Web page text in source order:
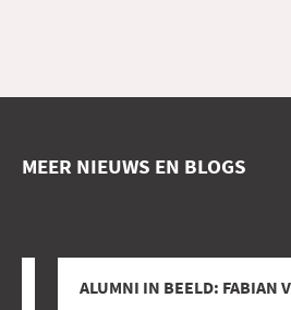
MEER NIEUWS EN BLOGS
ALUMNI IN BEELD: FABIAN